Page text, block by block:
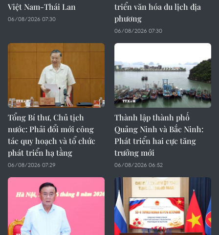
Việt Nam-Thái Lan
06/08/2026 07:30
triển văn hóa du lịch địa
phương
06/08/2026 07:30
Tổng Bí thư, Chủ tịch
nước: Phải đổi mới công
tác quy hoạch và tổ chức
phát triển hạ tầng
06/08/2026 07:29
Thành lập thành phố
Quảng Ninh và Bắc Ninh:
Phát triển hai cực tăng
trưởng mới
06/08/2026 06:52